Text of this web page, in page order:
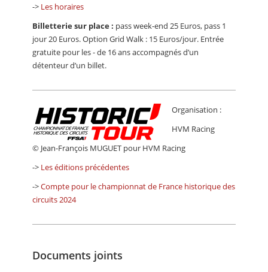
-> Les horaires
Billetterie sur place : pass week-end 25 Euros, pass 1
jour 20 Euros. Option Grid Walk : 15 Euros/jour. Entrée
gratuite pour les - de 16 ans accompagnés d’un
détenteur d’un billet.
Organisation :
HVM Racing
© Jean-François MUGUET pour HVM Racing
-> Les éditions précédentes
->Compte pour le championnat de France historique des
circuits 2024
Documents joints